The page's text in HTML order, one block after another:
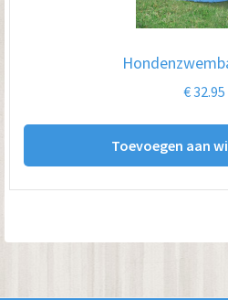
€32.95
Toevoegen aan